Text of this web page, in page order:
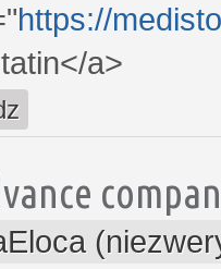
https://
a>